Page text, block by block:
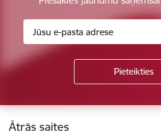
Kājene
Ātrās saites